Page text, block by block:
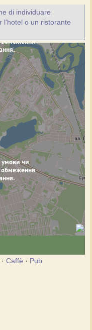
di individuare
l'hotel o un ristorante
· Caffè · Pub